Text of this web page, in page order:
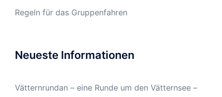
Regeln für das Gruppenfahren
Neueste Informationen
Vätternrundan – eine Runde um den Vätternsee –